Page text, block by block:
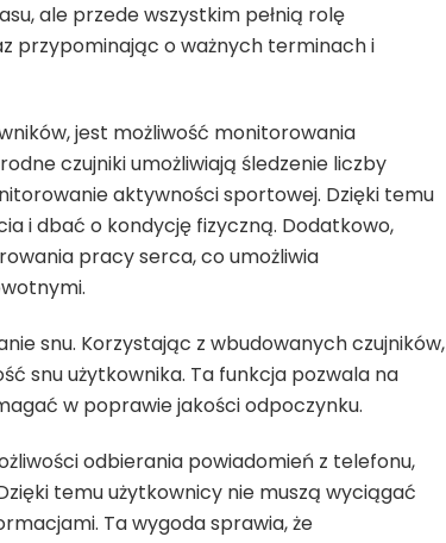
ale przede wszystkim pełnią rolę
przypominając o ważnych terminach i
jest możliwość monitorowania
czujniki umożliwiają śledzenie liczby
aktywności sportowej. Dzięki temu
i dbać o kondycję fizyczną. Dodatkowo,
pracy serca, co umożliwia
snu. Korzystając z wbudowanych czujników,
snu użytkownika. Ta funkcja pozwala na
w poprawie jakości odpoczynku.
odbierania powiadomień z telefonu,
temu użytkownicy nie muszą wyciągać
Ta wygoda sprawia, że